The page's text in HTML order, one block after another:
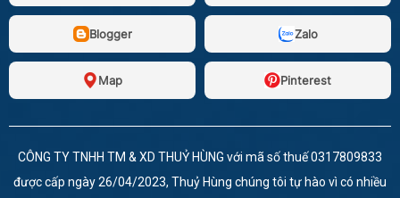
Blogger Zalo
Map Pinterest
CÔNG TY TNHH TM & XD THUỶ HÙNG với mã số thuế 0317809833
được cấp ngày 26/04/2023, Thuỷ Hùng chúng tôi tự hào vì có nhiều